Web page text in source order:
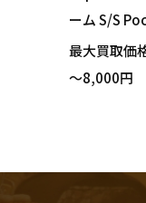
ーム S/S
e Tシャツ ブ
XLサイズ 買
最大買取価
～8,000円